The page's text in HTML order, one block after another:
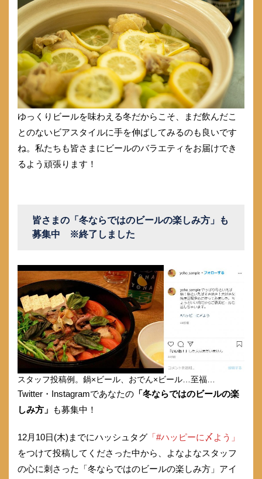
ゆっくりビールを味わえる冬だからこそ、まだ飲んだこ
とのないビアスタイルに手を伸ばしてみるのも良いです
ね。私たちも皆さまにビールのバラエティをお届けでき
るよう頑張ります！
皆さまの「冬ならではのビールの楽しみ方」も
募集中 ※終了しました
スタッフ投稿例。鍋×ビール、おでん×ビール…至福…
Twitter・Instagramであなたの 「冬ならではのビールの楽
しみ方」 も募集中！
12月10日(木)までにハッシュタグ 「#ハッピーに〆よう」
をつけて投稿してくださった中から、よなよなスタッフ
の心に刺さった「冬ならではのビールの楽しみ方」アイ